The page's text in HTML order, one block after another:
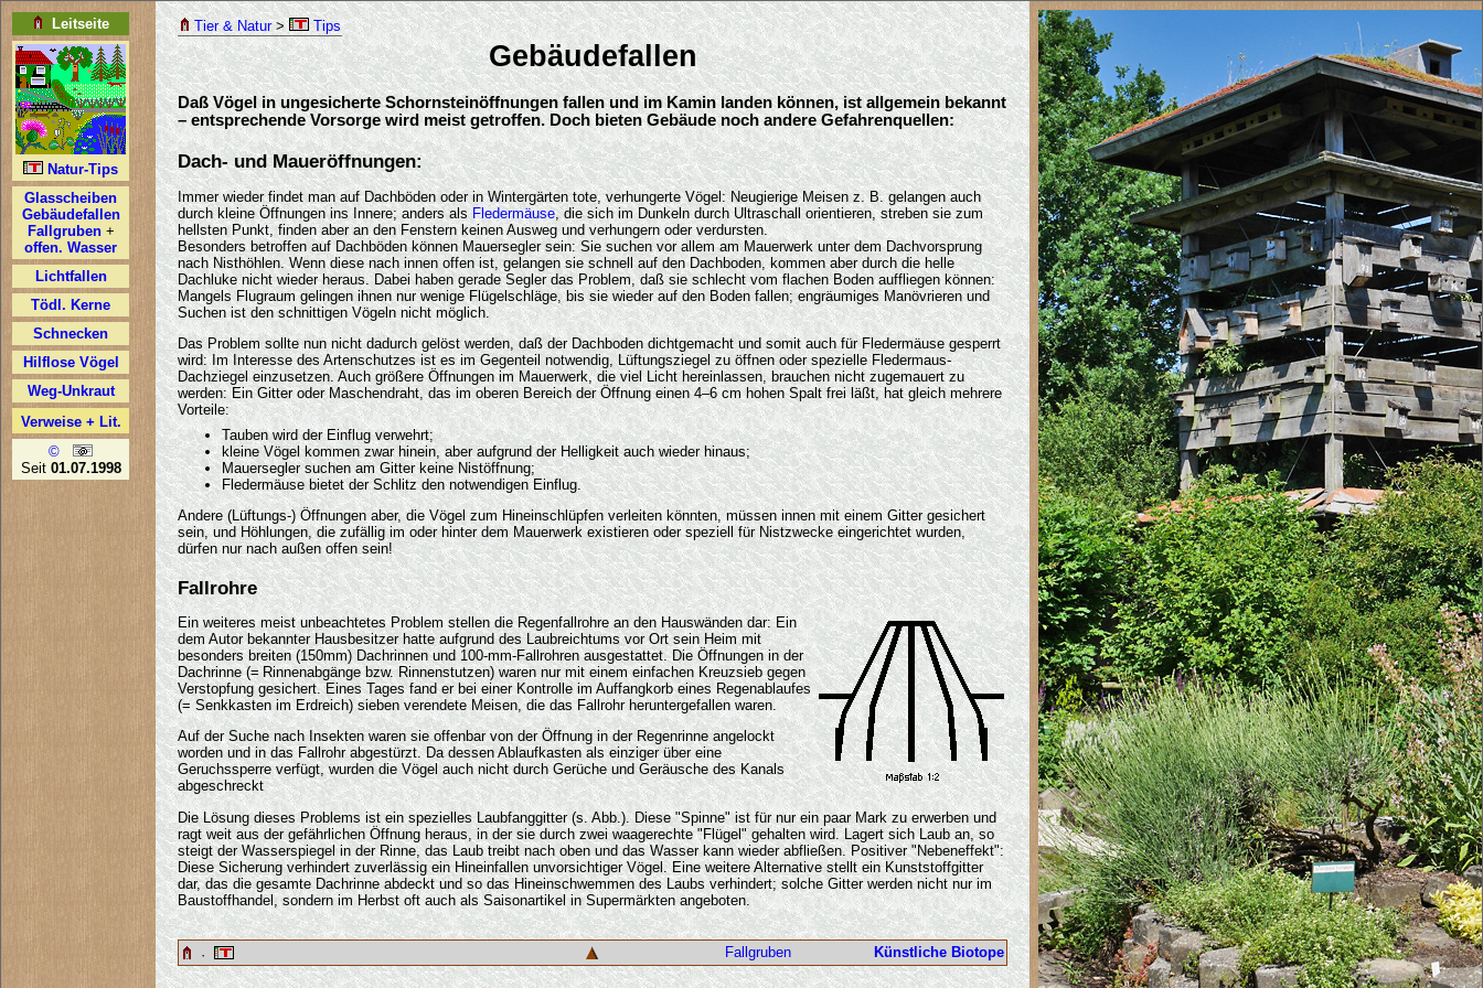
Tier & Natur> Tips
Gebäudefallen
Daß Vögel in ungesicherte Schornsteinöffnungen fallen und im Kamin landen können, ist allgemein bekannt
– entsprechende Vorsorge wird meist getroffen. Doch bieten Gebäude noch andere Gefahrenquellen:
Dach- und Maueröffnungen:
Immer wieder findet man auf Dachböden oder in Wintergärten tote, verhungerte Vögel: Neugierige Meisen z. B. gelangen auch
durch kleine Öffnungen ins Innere; anders alsFledermäuse, die sich im Dunkeln durch Ultraschall orientieren, streben sie zum
hellsten Punkt, finden aber an den Fenstern keinen Ausweg und verhungern oder verdursten.
Besonders betroffen auf Dachböden können Mauersegler sein: Sie suchen vor allem am Mauerwerk unter dem Dachvorsprung
nach Nisthöhlen. Wenn diese nach innen offen ist, gelangen sie schnell auf den Dachboden, kommen aber durch die helle
Dachluke nicht wieder heraus. Dabei haben gerade Segler das Problem, daß sie schlecht vom flachen Boden auffliegen können:
Mangels Flugraum gelingen ihnen nur wenige Flügelschläge, bis sie wieder auf den Boden fallen; engräumiges Manövrieren und
Suchen ist den schnittigen Vögeln nicht möglich.
Das Problem sollte nun nicht dadurch gelöst werden, daß der Dachboden dichtgemacht und somit auch für Fledermäuse gesperrt
wird: Im Interesse des Artenschutzes ist es im Gegenteil notwendig, Lüftungsziegel zu öffnen oder spezielle Fledermaus-
Dachziegel einzusetzen. Auch größere Öffnungen im Mauerwerk, die viel Licht hereinlassen, brauchen nicht zugemauert zu
werden: Ein Gitter oder Maschendraht, das im oberen Bereich der Öffnung einen 4–6 cm hohen Spalt frei läßt, hat gleich mehrere
Vorteile:
Tauben wird der Einflug verwehrt;
kleine Vögel kommen zwar hinein, aber aufgrund der Helligkeit auch wieder hinaus;
Mauersegler suchen am Gitter keine Nistöffnung;
Fledermäuse bietet der Schlitz den notwendigen Einflug.
Andere (Lüftungs-) Öffnungen aber, die Vögel zum Hineinschlüpfen verleiten könnten, müssen innen mit einem Gitter gesichert
sein, und Höhlungen, die zufällig im oder hinter dem Mauerwerk existieren oder speziell für Nistzwecke eingerichtet wurden,
dürfen nur nach außen offen sein!
Fallrohre
Ein weiteres meist unbeachtetes Problem stellen die Regenfallrohre an den Hauswänden dar: Ein
dem Autor bekannter Hausbesitzer hatte aufgrund des Laubreichtums vor Ort sein Heim mit
besonders breiten (150mm) Dachrinnen und 100-mm-Fallrohren ausgestattet. Die Öffnungen in der
Dachrinne (= Rinnenabgänge bzw. Rinnenstutzen) waren nur mit einem einfachen Kreuzsieb gegen
Verstopfung gesichert. Eines Tages fand er bei einer Kontrolle im Auffangkorb eines Regenablaufes
(= Senkkasten im Erdreich) sieben verendete Meisen, die das Fallrohr heruntergefallen waren.
Auf der Suche nach Insekten waren sie offenbar von der Öffnung in der Regenrinne angelockt
worden und in das Fallrohr abgestürzt. Da dessen Ablaufkasten als einziger über eine
Geruchssperre verfügt, wurden die Vögel auch nicht durch Gerüche und Geräusche des Kanals
abgeschreckt
Die Lösung dieses Problems ist ein spezielles Laubfanggitter (s. Abb.). Diese "Spinne" ist für nur ein paar Mark zu erwerben und
ragt weit aus der gefährlichen Öffnung heraus, in der sie durch zwei waagerechte "Flügel" gehalten wird. Lagert sich Laub an, so
steigt der Wasserspiegel in der Rinne, das Laub treibt nach oben und das Wasser kann wieder abfließen. Positiver "Nebeneffekt":
Diese Sicherung verhindert zuverlässig ein Hineinfallen unvorsichtiger Vögel. Eine weitere Alternative stellt ein Kunststoffgitter
dar, das die gesamte Dachrinne abdeckt und so das Hineinschwemmen des Laubs verhindert; solche Gitter werden nicht nur im
Baustoffhandel, sondern im Herbst oft auch als Saisonartikel in Supermärkten angeboten.
· Fallgruben Künstliche Biotope